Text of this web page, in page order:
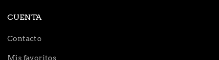
CUENTA
Contacto
Mis favoritos